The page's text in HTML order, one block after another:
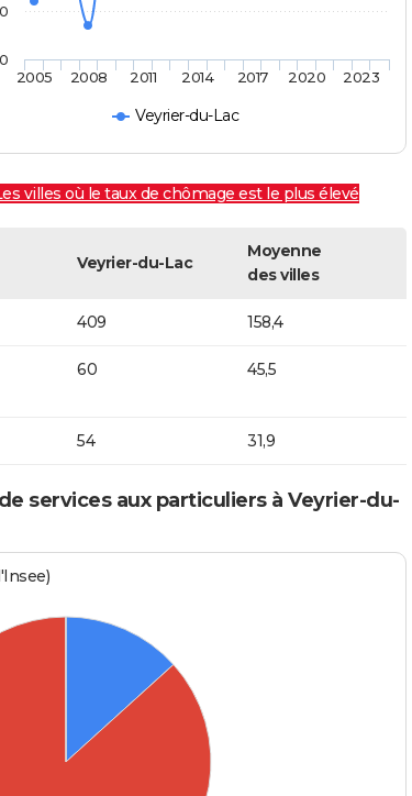
Veyrier-du-Lac
2005 2008 2011 2014 2017 2020 2023
villes où le taux de chômage est le plus élevé
Veyrier-du-Lac
Moyenne
des villes
409 158,4
60 45,5
54 31,9
services aux particuliers à Veyrier-du-